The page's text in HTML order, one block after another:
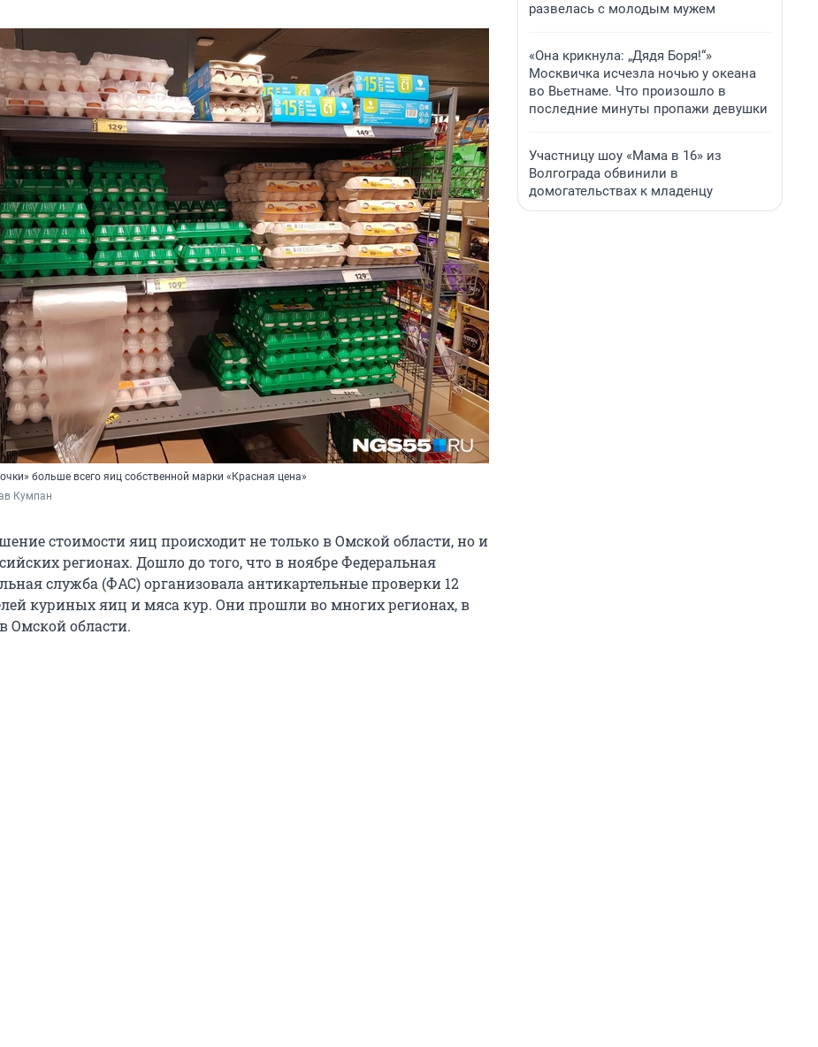
больше всего яиц собственной марки «Красная цена»
Кумпан
стоимости яиц происходит не только в Омской области, но и
регионах. Дошло до того, что в ноябре Федеральная
служба (ФАС) организовала антикартельные проверки 12
куриных яиц и мяса кур. Они прошли во многих регионах, в
Омской области.
развелась с молодым мужем
«Она крикнула: „Дядя Боря!“»
Москвичка исчезла ночью у океана
во Вьетнаме. Что произошло в
последние минуты пропажи девушки
Участницу шоу «Мама в 16» из
Волгограда обвинили в
домогательствах к младенцу